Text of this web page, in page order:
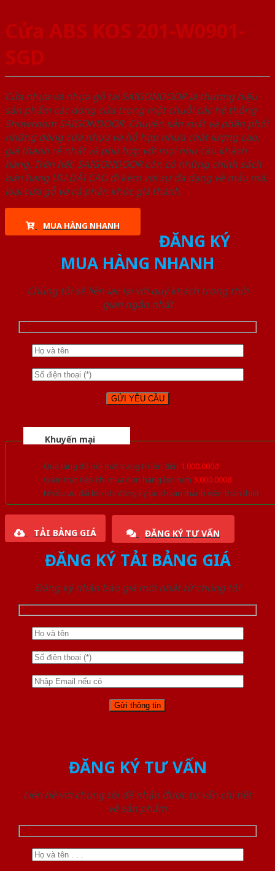
Cửa ABS KOS 201-W0901-
SGD
Cửa nhựa và nhựa gỗ tại SAIGONDOOR là thương hiệu
sản phẩm các dòng cửa trong một chuỗi các hệ thống
Showroom SAIGONDOOR. Chuyên sản xuất và phân phối
những dòng cửa nhựa và hỗ hợp nhựa chất lượng cao,
giá thành rẻ nhất và phù hợp với mọi nhu cầu khách
hàng. Trên hết, SAIGONDOOR còn có những chính sách
bán hàng ƯU ĐÃI CAO đi kèm với sự đa dạng về mẫu mã,
loại cửa gỗ và cả phân khúc giá thành.
MUA HÀNG NHANH
ĐĂNG KÝ
MUA HÀNG NHANH
Chúng tôi sẽ liên lạc lại với quý khách trong thời
gian ngắn nhất
Khuyến mại
Quà tặng đồ nội thất trang trí lên đến 1.000.000đ
Giảm trực tiếp khi mua đơn hàng lớn hơn 3.000.000đ
Nhiều ưu đãi lớn khi đăng ký tài khoản thành viên thân thiết
TẢI BẢNG GIÁ ĐĂNG KÝ TƯ VẤN
ĐĂNG KÝ TẢI BẢNG GIÁ
Đăng ký nhận báo giá mới nhất từ chúng tôi
ĐĂNG KÝ TƯ VẤN
Liên hệ với chúng tôi để nhận được tư vấn chi tiết
về sản phẩm